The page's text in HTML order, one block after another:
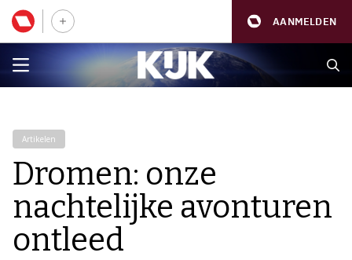
AANMELDEN
Artikelen
Dromen: onze
nachtelijke avonturen
ontleed